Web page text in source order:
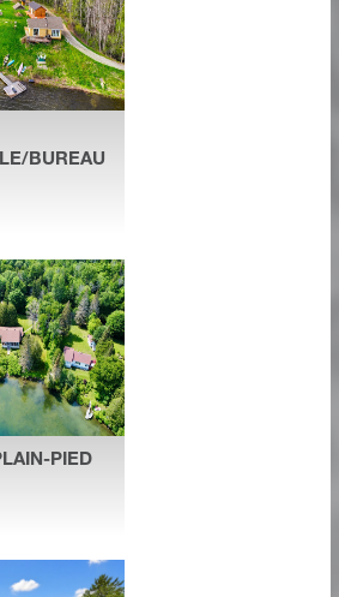
BUREAU
PIED